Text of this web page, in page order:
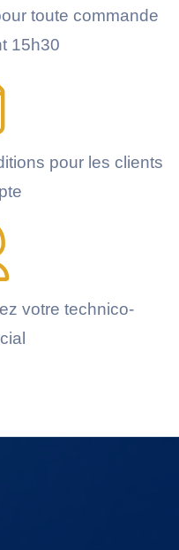
toute commande
15h30
pour les clients
votre technico-